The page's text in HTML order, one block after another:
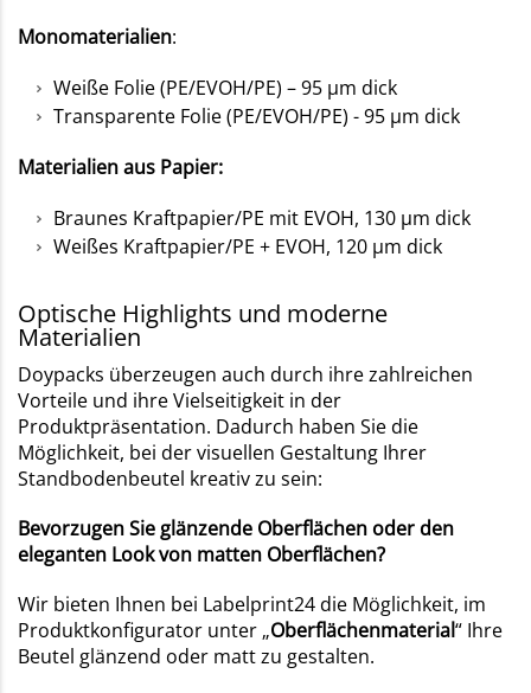
Monomaterialien:
Weiße Folie (PE/EVOH/PE) – 95 µm dick
Transparente Folie (PE/EVOH/PE) - 95 µm dick
Materialien aus Papier:
Braunes Kraftpapier/PE mit EVOH, 130 µm dick
Weißes Kraftpapier/PE + EVOH, 120 µm dick
Optische Highlights und moderne
Materialien
Doypacks überzeugen auch durch ihre zahlreichen
Vorteile und ihre Vielseitigkeit in der
Produktpräsentation. Dadurch haben Sie die
Möglichkeit, bei der visuellen Gestaltung Ihrer
Standbodenbeutel kreativ zu sein:
Bevorzugen Sie glänzende Oberflächen oder den
eleganten Look von matten Oberflächen?
Wir bieten Ihnen bei Labelprint24 die Möglichkeit, im
Produktkonfigurator unter „Oberflächenmaterial“ Ihre
Beutel glänzend oder matt zu gestalten.